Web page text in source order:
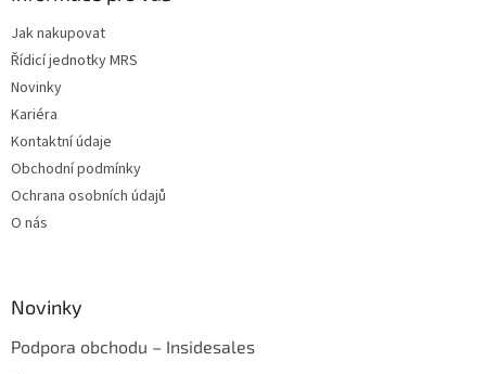
Jak nakupovat
Řídicí jednotky MRS
Novinky
Kariéra
Kontaktní údaje
Obchodní podmínky
Ochrana osobních údajů
O nás
Novinky
Podpora obchodu – Insidesales